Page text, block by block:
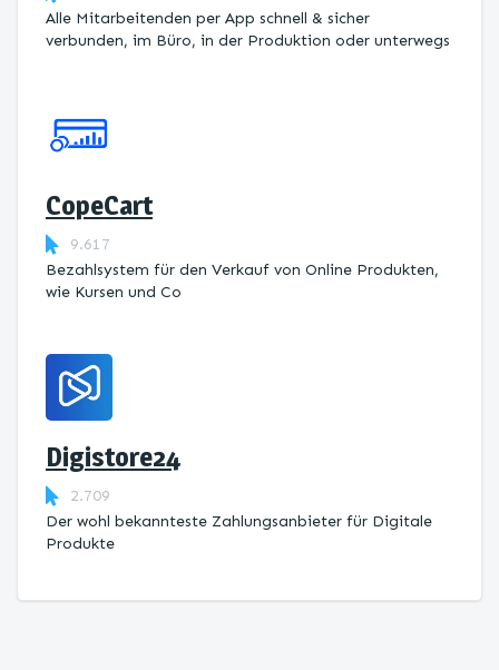
Alle Mitarbeitenden per App schnell & sicher
verbunden, im Büro, in der Produktion oder unterwegs
CopeCart
9.617
Bezahlsystem für den Verkauf von Online Produkten,
wie Kursen und Co
Digistore24
2.709
Der wohl bekannteste Zahlungsanbieter für Digitale
Produkte